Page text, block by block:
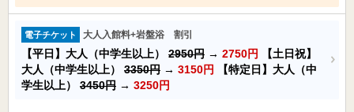
電子チケット 大人入館料+岩盤浴 割引
【平日】大人（中学生以上） 2950円 → 2750円
【土日祝】
大人（中学生以上） 3350円 → 3150円
【特定日】大人（中
学生以上） 3450円 → 3250円